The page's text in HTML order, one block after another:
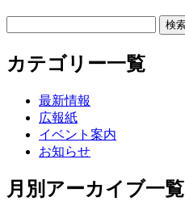
カテゴリー一覧
最新情報
広報紙
イベント案内
お知らせ
月別アーカイブ一覧